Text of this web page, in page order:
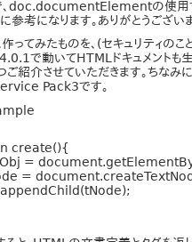
、doc.documentElementの使用
参考になります。ありがとうござい
ってみたものを、(セキュリティの
で動いてHTMLドキュメントも生
ご紹介させていただきます。ちな
Pack3です。
create(){
=
=